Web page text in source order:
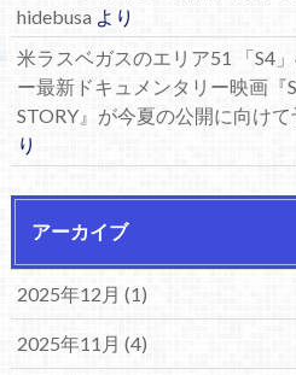
hidebusaより
米ラスベガスのエリア51 「S4
ー最新ドキュメンタリー映画『
STORY』が今夏の公開に向けて
り
アーカイブ
2025年12月 (1)
2025年11月 (4)